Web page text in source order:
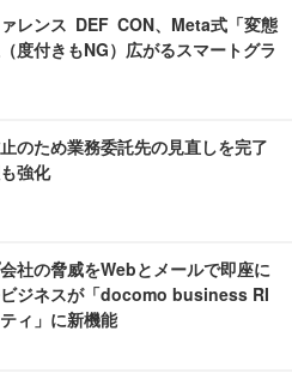
レンス DEF CON、Meta式「変態
度付きもNG）広がるスマートグラ
のため業務委託先の見直しを完了
強化
社の脅威をWebとメールで即座に
ジネスが「docomo business RI
ィ」に新機能